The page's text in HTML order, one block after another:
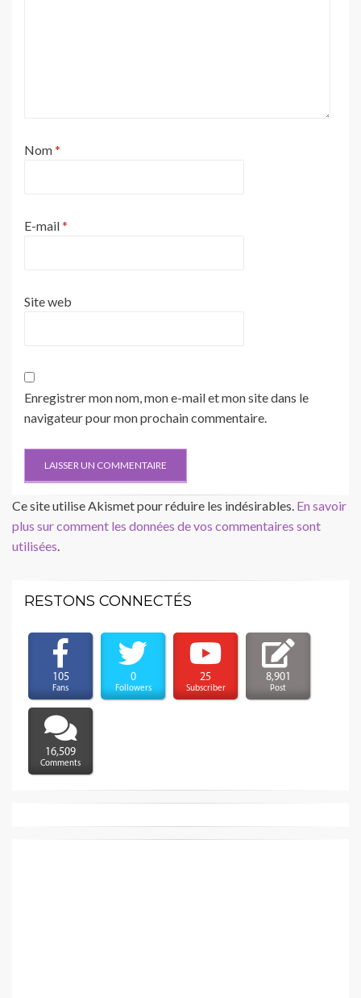
Nom*
E-mail*
Site web
Enregistrer mon nom, mon e-mail et mon site dans le
navigateur pour mon prochain commentaire.
Ce site utilise Akismet pour réduire les indésirables. En savoir
plus sur comment les données de vos commentaires sont
utilisées.
RESTONS CONNECTÉS
105
Fans
0
Followers
25
Subscriber
8,901
Post
16,509
Comments